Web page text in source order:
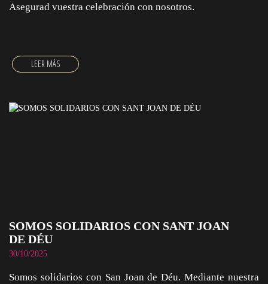
Asegurad vuestra celebración con nosotros.
SOMOS SOLIDARIOS CON SANT JOAN
DE DÉU
30/10/2025
Somos solidarios con San Joan de Déu. Mediante nuestra